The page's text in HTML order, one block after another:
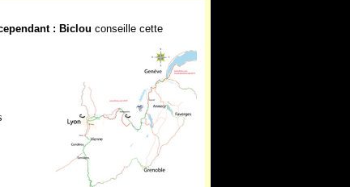
endant : Biclou conseille cette